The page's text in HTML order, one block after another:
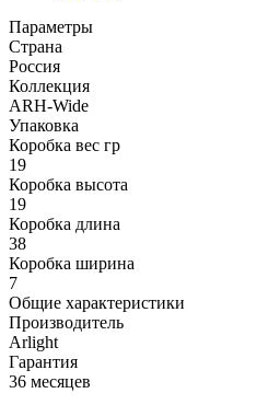
Параметры
Страна
Россия
Коллекция
ARH-Wide
Упаковка
Коробка вес гр
19
Коробка высота
19
Коробка длина
38
Коробка ширина
7
Общие характеристики
Производитель
Arlight
Гарантия
36 месяцев